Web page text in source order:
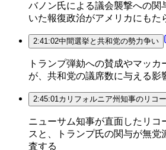
バノン氏による議会襲撃への関
いた報復政治がアメリカにもた
2:41:02中間選挙と共和党の勢力争い
トランプ弾劾への賛成やマッカ
が、共和党の議席数に与える影
2:45:01カリフォルニア州知事のリコ
ニューサム知事が直面したリコ
スと、トランプ氏の関与が無党
査する